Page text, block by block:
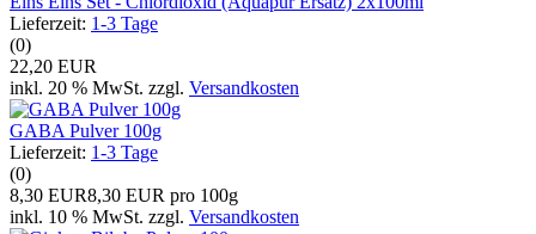
Lieferzeit: 1-3 Tage
(0)
22,20 EUR
inkl. 20 % MwSt. zzgl. Versandkosten
GABA Pulver 100g
Lieferzeit: 1-3 Tage
(0)
8,30 EUR8,30 EUR pro 100g
inkl. 10 % MwSt. zzgl. Versandkosten